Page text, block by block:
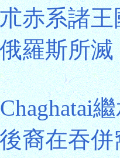
赤系諸
羅斯所
Chaghatai
裔在吞